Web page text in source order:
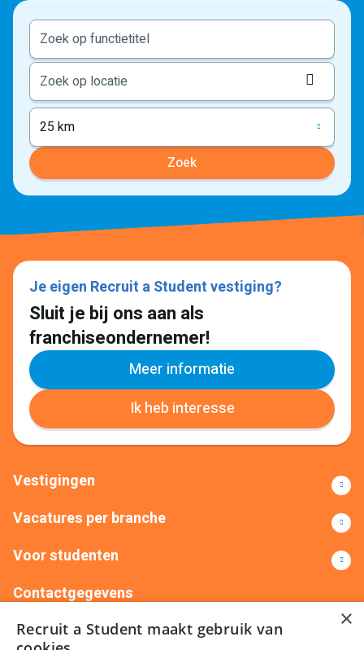
25 km
Zoek
Je eigen Recruit a Student vestiging?
Sluit je bij ons aan als
franchiseondernemer!
Meer informatie
Ik heb interesse
Vestigingen
Vacatures per branche
Voor studenten
Contactgegevens
+31(0)88 522 00 76
info@recruitastudent.nl
×
Recruit a Student maakt gebruik van